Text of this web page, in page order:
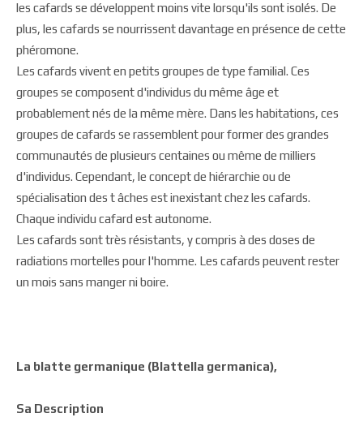
les cafards se développent moins vite lorsqu'ils sont isolés. De
plus, les cafards se nourrissent davantage en présence de cette
phéromone.
Les cafards vivent en petits groupes de type familial. Ces
groupes se composent d'individus du même âge et
probablement nés de la même mère. Dans les habitations, ces
groupes de cafards se rassemblent pour former des grandes
communautés de plusieurs centaines ou même de milliers
d'individus. Cependant, le concept de hiérarchie ou de
spécialisation des t âches est inexistant chez les cafards.
Chaque individu cafard est autonome.
Les cafards sont très résistants, y compris à des doses de
radiations mortelles pour l'homme. Les cafards peuvent rester
un mois sans manger ni boire.
La blatte germanique (Blattella germanica),
Sa Description